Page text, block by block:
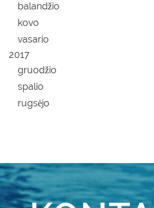
balandžio
kovo
vasario
2017
gruodžio
spalio
rugsėjo